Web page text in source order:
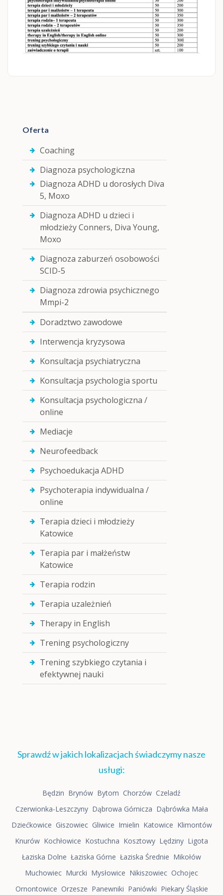
Oferta
Coaching
Diagnoza psychologiczna
Diagnoza ADHD u dorosłych Diva
5, Moxo
Diagnoza ADHD u dzieci i
młodzieży Conners, Diva Young,
Moxo
Diagnoza zaburzeń osobowości
SCID-5
Diagnoza zdrowia psychicznego
Mmpi-2
Doradztwo zawodowe
Interwencja kryzysowa
Konsultacja psychiatryczna
Konsultacja psychologia sportu
Konsultacja psychologiczna /
online
Mediacje
Neurofeedback
Psychoedukacja ADHD
Psychoterapia indywidualna /
online
Terapia dzieci i młodzieży
Katowice
Terapia par i małżeństw
Katowice
Terapia rodzin
Terapia uzależnień
Therapy in English
Trening psychologiczny
Trening szybkiego czytania i
efektywnej nauki
Sprawdź w jakich lokalizacjach świadczymy nasze
usługi:
Będzin Brynów Bytom Chorzów Czeladź
Czerwionka-Leszczyny Dąbrowa Górnicza Dąbrówka Mała
Dziećkowice Giszowiec Gliwice Imielin Katowice Klimontów
Knurów Kochłowice Kostuchna Kosztowy Lędziny Ligota
Łaziska Dolne Łaziska Górne Łaziska Średnie Mikołów
Muchowiec Murcki Mysłowice Nikiszowiec Ochojec
Ornontowice Orzesze Panewniki Paniówki Piekary Śląskie